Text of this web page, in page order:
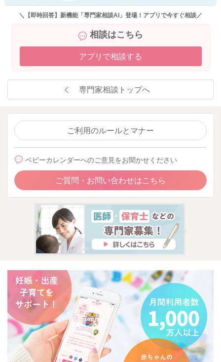
＼【即時回答】新機能「専門家相談AI」登場！アプリで今すぐ相談／
相談はこちら
アプリで相談する
専門家相談トップへ
ご利用のルールとマナー
ベビーカレンダーへのご意見をお聞かせください
ご質問・お問い合わせはこちら